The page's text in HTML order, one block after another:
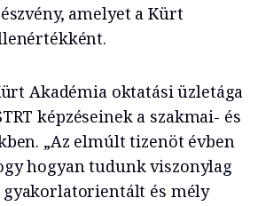
amelyet a Kürt
Akadémia oktatási üzletága
képzéseinek a szakmai- és
„Az elmúlt tizenöt évben
hogyan tudunk viszonylag
gyakorlatorientált és mély